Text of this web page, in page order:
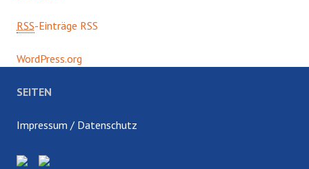
RSS-Einträge RSS
WordPress.org
SEITEN
Impressum / Datenschutz